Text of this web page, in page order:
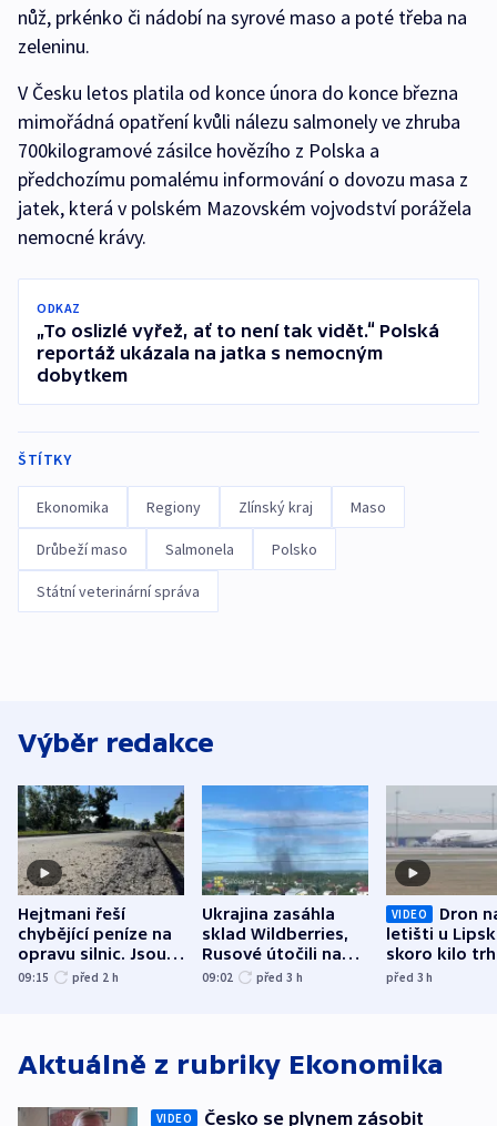
nůž, prkénko či nádobí na syrové maso a poté třeba na
zeleninu.
V Česku letos platila od konce února do konce března
mimořádná opatření kvůli nálezu salmonely ve zhruba
700kilogramové zásilce hovězího z Polska a
předchozímu pomalému informování o dovozu masa z
jatek, která v polském Mazovském vojvodství porážela
nemocné krávy.
ODKAZ
„To oslizlé vyřež, ať to není tak vidět.“ Polská
reportáž ukázala na jatka s nemocným
dobytkem
ŠTÍTKY
Ekonomika Regiony Zlínský kraj Maso
Drůbeží maso Salmonela Polsko
Státní veterinární správa
Výběr redakce
Hejtmani řeší
chybějící peníze na
opravu silnic. Jsou
nenárokové, namítá
09:15 před 2 h
Ukrajina zasáhla
sklad Wildberries,
Rusové útočili na
trh, hasiče či
09:02 před 3 h
VIDEO
Dron
letišti u
skoro kilo
indicie
před 3h
Aktuálně z rubriky Ekonomika
VIDEO
Česko se plynem zásobit